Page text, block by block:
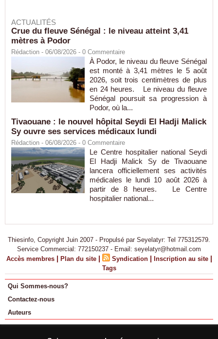
ACTUALITÉS
Crue du fleuve Sénégal : le niveau atteint 3,41
mètres à Podor
Rédaction - 06/08/2026 - 0 Commentaire
À Podor, le niveau du fleuve Sénégal
est monté à 3,41 mètres le 5 août
2026, soit trois centimètres de plus
en 24 heures. Le niveau du fleuve
Sénégal poursuit sa progression à
Podor, où la...
Tivaouane : le nouvel hôpital Seydi El Hadji Malick
Sy ouvre ses services médicaux lundi
Rédaction - 06/08/2026 - 0 Commentaire
Le Centre hospitalier national Seydi
El Hadji Malick Sy de Tivaouane
lancera officiellement ses activités
médicales le lundi 10 août 2026 à
partir de 8 heures. Le Centre
hospitalier national...
Thiesinfo, Copyright Juin 2007 - Propulsé par Seyelatyr: Tel 775312579.
Service Commercial: 772150237 - Email: seyelatyr@hotmail.com
Accès membres | Plan du site | Syndication | Inscription au site |
Tags
Qui Sommes-nous?
Contactez-nous
Auteurs